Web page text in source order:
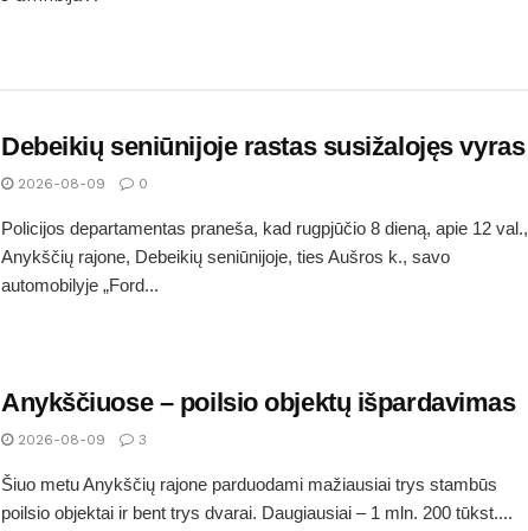
Debeikių seniūnijoje rastas susižalojęs vyras
2026-08-09 0
Policijos departamentas praneša, kad rugpjūčio 8 dieną, apie 12 val.,
Anykščių rajone, Debeikių seniūnijoje, ties Aušros k., savo
automobilyje „Ford...
Anykščiuose – poilsio objektų išpardavimas
2026-08-09 3
Šiuo metu Anykščių rajone parduodami mažiausiai trys stambūs
poilsio objektai ir bent trys dvarai. Daugiausiai – 1 mln. 200 tūkst....